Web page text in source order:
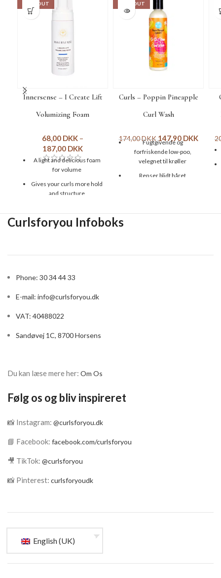
SOLD OUT
Innersense – I Create Lift
Volumizing Foam
68,00 DKK –
187,00 DKK
A light and delicious foam
for volume
Gives your curls more hold
and structure
Rich in moisture and
dry hair
SOLD OUT
Curls – Poppin Pineapple
Curl Wash
174,00DKK147,90 DKK
Fugtgivende og
forfriskende low-poo,
velegnet til krøller
Renser blidt håret
Fremmer en sund
Curlsforyou Infoboks
Phone: 30 34 44 33
E-mail: info@curlsforyou.dk
VAT: 40488022
Sandøvej 1C, 8700 Horsens
Du kan læse mere her: Om Os
Følg os og bliv inspireret
📸 Instagram: @curlsforyou.dk
📘 Facebook: facebook.com/curlsforyou
🎥 TikTok: @curlsforyou
📸 Pinterest: curlsforyoudk
English (UK)